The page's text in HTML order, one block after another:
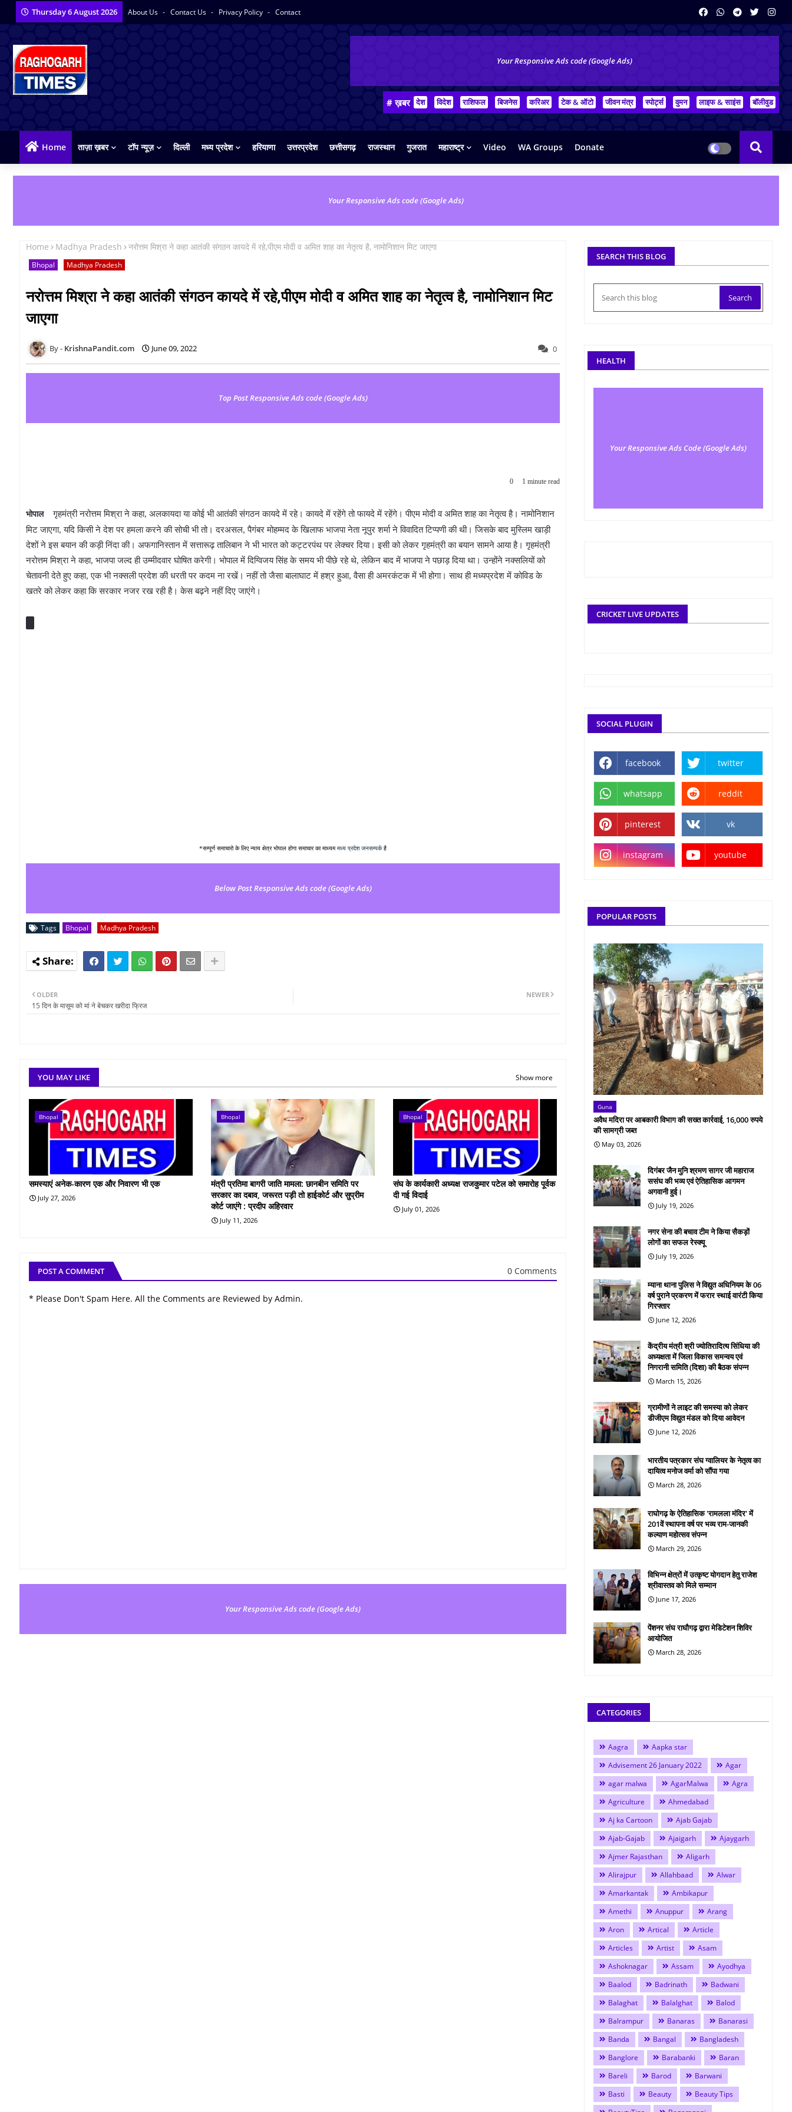
Thursday 6 August 2026 About Us Contact Us Privacy Policy Contact
Your Responsive Ads code (Google Ads)
# ख़बर देश विदेश राशिफल बिजनेस करिअर टेक & ऑटो जीवन मंत्र स्पोर्ट्स वुमन लाइफ & साइंस बॉलीवुड
Home ताज़ा ख़बर टॉप न्यूज़ दिल्ली मध्य प्रदेश हरियाणा उत्तरप्रदेश छत्तीसगढ़ राजस्थान गुजरात महाराष्ट्र Video WA Groups Donate
Your Responsive Ads code (Google Ads)
Home Madhya Pradesh नरोत्तम मिश्रा ने कहा आतंकी संगठन कायदे में रहे,पीएम मोदी व अमित शाह का नेतृत्व है, नामोनिशान मिट जाएगा
Bhopal Madhya Pradesh
नरोत्तम मिश्रा ने कहा आतंकी संगठन कायदे में रहे,पीएम मोदी व अमित शाह का नेतृत्व है, नामोनिशान मिट
जाएगा
KrishnaPandit.com June 09, 2022 0
Top Post Responsive Ads code (Google Ads)
0 1 minute read
भोपाल
गृहमंत्री नरोत्तम मिश्रा ने कहा, अलकायदा या कोई भी आतंकी संगठन कायदे में रहे। कायदे में रहेंगे तो फायदे में रहेंगे। पीएम मोदी व अमित शाह का नेतृत्व है। नामोनिशान
मिट जाएगा, यदि किसी ने देश पर हमला करने की सोची भी तो। दरअसल, पैगंबर मोहम्मद के खिलाफ भाजपा नेता नूपुर शर्मा ने विवादित टिप्पणी की थी। जिसके बाद मुस्लिम खाड़ी
देशों ने इस बयान की कड़ी निंदा की। अफगानिस्तान में सत्तारूढ़ तालिबान ने भी भारत को कट्टरपंथ पर लेक्चर दिया। इसी को लेकर गृहमंत्री का बयान सामने आया है। गृहमंत्री
नरोत्तम मिश्रा ने कहा, भाजपा जल्द ही उम्मीदवार घोषित करेगी। भोपाल में दिग्विजय सिंह के समय भी पीछे रहे थे, लेकिन बाद में भाजपा ने पछाड़ दिया था। उन्होंने नक्सलियों को
चेतावनी देते हुए कहा, एक भी नक्सली प्रदेश की धरती पर कदम ना रखें। नहीं तो जैसा बालाघाट में हश्र हुआ, वैसा ही अमरकंटक में भी होगा। साथ ही मध्यप्रदेश में कोविड के
खतरे को लेकर कहा कि सरकार नजर रख रही है। केस बढ़ने नहीं दिए जाएंगे।
*सम्पूर्ण समाचारो के लिए न्याय क्षेत्र भोपाल होगा समाचार का माध्यममध्य प्रदेश जनसम्पर्कहै
Below Post Responsive Ads code (Google Ads)
Tags Bhopal Madhya Pradesh
NEWER
OLDER
15 दिन के मासूम को मां ने बेचकर खरीदा फ्रिज
YOU MAY LIKE Show more
Bhopal
समस्याएं अनेक-कारण एक और निवारण भी एक
July 27, 2026
Bhopal
मंत्री प्रतिमा बागरी जाति मामला: छानबीन समिति पर
सरकार का दबाव, जरूरत पड़ी तो हाईकोर्ट और सुप्रीम
कोर्ट जाएंगे : प्रदीप अहिरवार
July 11, 2026
Bhopal
संघ के कार्यकारी अध्यक्ष राजकुमार पटेल को समारोह पूर्वक
दी गई विदाई
July 01, 2026
POST A COMMENT 0 Comments
* Please Don't Spam Here. All the Comments are Reviewed by Admin.
Your Responsive Ads code (Google Ads)
SEARCH THIS BLOG
HEALTH
Your Responsive Ads Code (Google Ads)
CRICKET LIVE UPDATES
SOCIAL PLUGIN
facebook twitter
whatsapp reddit
pinterest vk
instagram youtube
POPULAR POSTS
Guna
अवैध मदिरा पर आबकारी विभाग की सख्त कार्रवाई, 16,000 रुपये
की सामग्री जब्त
May 03, 2026
दिगंबर जैन मुनि श्रमण सागर जी महाराज
ससंघ की भव्य एवं ऐतिहासिक आगमन
अगवानी हुई।
July 19, 2026
नगर सेना की बचाव टीम ने किया सैकड़ों
लोगों का सफल रेस्क्यू
July 19, 2026
म्याना थाना पुलिस ने विद्युत अधिनियम के 06
वर्ष पुराने प्रकरण में फरार स्थाई वारंटी किया
गिरफ्तार
June 12, 2026
केंद्रीय मंत्री श्री ज्योतिरादित्य सिंधिया की
अध्यक्षता में जिला विकास समन्वय एवं
निगरानी समिति (दिशा) की बैठक संपन्न
March 15, 2026
ग्रामीणों ने लाइट की समस्या को लेकर
डीजीएम विद्युत मंडल को दिया आवेदन
June 12, 2026
भारतीय पत्रकार संघ ग्वालियर के नेतृत्व का
दायित्व मनोज वर्मा को सौंपा गया
March 28, 2026
राघोगढ़ के ऐतिहासिक 'रामलला मंदिर' में
201वें स्थापना वर्ष पर भव्य राम-जानकी
कल्याण महोत्सव संपन्न
March 29, 2026
विभिन्न क्षेत्रों में उत्कृष्ट योगदान हेतु राजेश
श्रीवास्तव को मिले सम्मान
June 17, 2026
पेंशनर संघ राघौगढ़ द्वारा मेडिटेशन शिविर
आयोजित
March 28, 2026
CATEGORIES
Aagra
Aapka star
Advisement 26 January 2022
Agar
agar malwa
AgarMalwa
Agra
Agriculture
Ahmedabad
Aj ka Cartoon
Ajab Gajab
Ajab-Gajab
Ajaigarh
Ajaygarh
Ajmer Rajasthan
Aligarh
Alirajpur
Allahbaad
Alwar
Amarkantak
Ambikapur
Amethi
Anuppur
Arang
Aron
Artical
Article
Articles
Artist
Asam
Ashoknagar
Assam
Ayodhya
Baalod
Badrinath
Badwani
Balaghat
Balalghat
Balod
Balrampur
Banaras
Banarasi
Banda
Bangal
Bangladesh
Banglore
Barabanki
Baran
Bareli
Barod
Barwani
Basti
Beauty
Beauty Tips